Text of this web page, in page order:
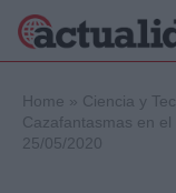
Home » Ciencia y
Cazafantasmas en
25/05/2020